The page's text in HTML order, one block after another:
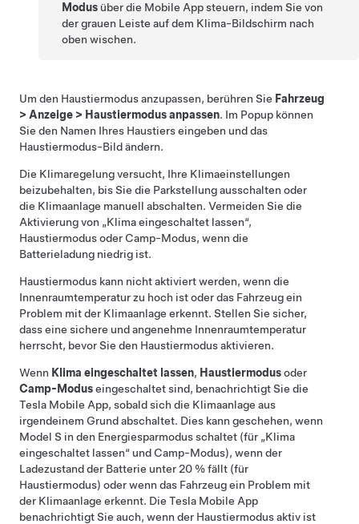
Modus über die Mobile App steuern, indem Sie von
der grauen Leiste auf dem Klima-Bildschirm nach
oben wischen.
Um den Haustiermodusanzupassen, berühren Sie Fahrzeug
> Anzeige > Haustiermodus anpassen. Im Popup können
Sie den Namen Ihres Haustiers eingeben und das
Haustiermodus-Bild ändern.
Die Klimaregelung versucht, Ihre Klimaeinstellungen
beizubehalten, bis Sie die Parkstellung ausschalten oder
die Klimaanlage manuell abschalten. Vermeiden Sie die
Aktivierung von „Klima eingeschaltet lassen“,
Haustiermodusoder Camp-Modus, wenn die
Batterieladung niedrig ist.
Haustiermodus kann nicht aktiviert werden, wenn die
Innenraumtemperatur zu hoch ist oder das Fahrzeug ein
Problem mit der Klimaanlage erkennt. Stellen Sie sicher,
dass eine sichere und angenehme Innenraumtemperatur
herrscht, bevor Sie den Haustiermodusaktivieren.
Wenn Klima eingeschaltet lassen, Haustiermodusoder
Camp-Moduseingeschaltet sind, benachrichtigt Sie die
Tesla Mobile App, sobald sich die Klimaanlage aus
irgendeinem Grund abschaltet. Dies kann geschehen, wenn
Model S in den Energiesparmodus schaltet (für „Klima
eingeschaltet lassen“ und Camp-Modus), wenn der
Ladezustand der Batterie unter 20 % fällt (für
Haustiermodus) oder wenn das Fahrzeug ein Problem mit
der Klimaanlage erkennt. Die Tesla Mobile App
benachrichtigt Sie auch, wenn der Haustiermodusaktiv ist